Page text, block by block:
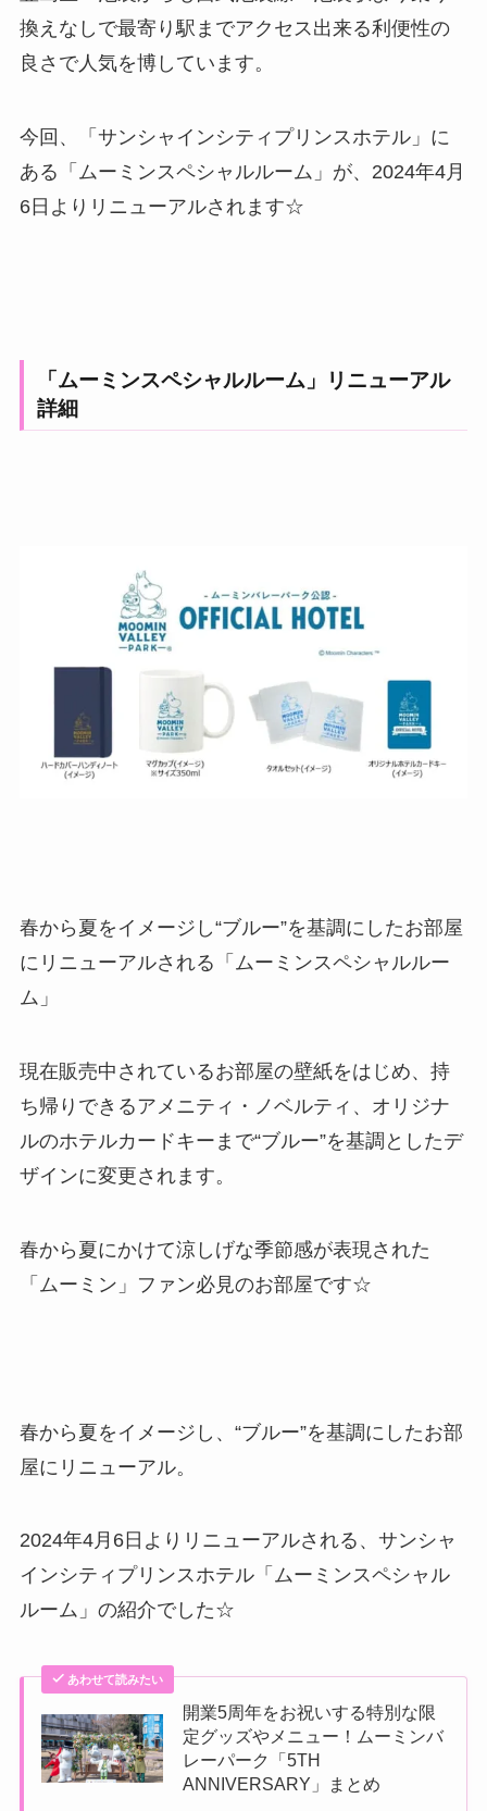
換えなしで最寄り駅までアクセス出来る利便性の
良さで人気を博しています。
今回、「サンシャインシティプリンスホテル」に
ある「ムーミンスペシャルルーム」が、2024年4月
6日よりリニューアルされます☆
「ムーミンスペシャルルーム」リニューアル
詳細
春から夏をイメージし“ブルー”を基調にしたお部屋
にリニューアルされる「ムーミンスペシャルルー
ム」
現在販売中されているお部屋の壁紙をはじめ、持
ち帰りできるアメニティ・ノベルティ、オリジナ
ルのホテルカードキーまで“ブルー”を基調としたデ
ザインに変更されます。
春から夏にかけて涼しげな季節感が表現された
「ムーミン」ファン必見のお部屋です☆
春から夏をイメージし、“ブルー”を基調にしたお部
屋にリニューアル。
2024年4月6日よりリニューアルされる、サンシャ
インシティプリンスホテル「ムーミンスペシャル
ルーム」の紹介でした☆
あわせて読みたい
開業5周年をお祝いする特別な限
定グッズやメニュー！ムーミンバ
レーパーク「5TH
ANNIVERSARY」まとめ